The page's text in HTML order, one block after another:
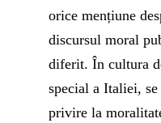
orice mențiune
discursul moral
diferit. În cultura
special a Italiei,
privire la